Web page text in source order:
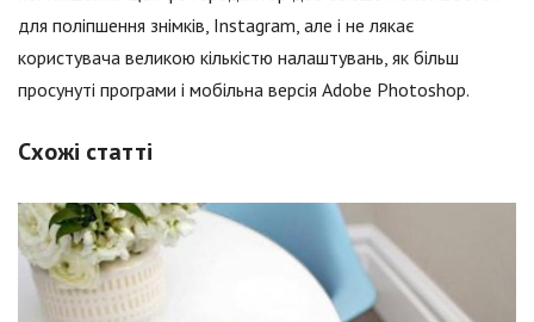
для поліпшення знімків, Instagram, але і не лякає
користувача великою кількістю налаштувань, як більш
просунуті програми і мобільна версія Adobe Photoshop.
Схожі статті